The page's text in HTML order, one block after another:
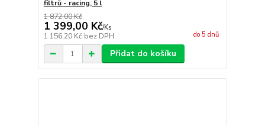
filtrů - racing, 5 l
1 872,00 Kč
1 399,00 Kč/Ks
1 156,20 Kč bez DPH do 5 dnů
Přidat do košíku